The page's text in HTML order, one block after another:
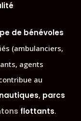
de bénévoles
(ambulanciers,
agents
au
, parcs
flottants.